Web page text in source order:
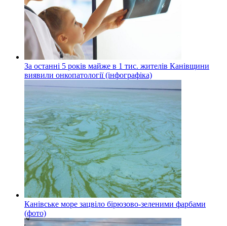
За останні 5 років майже в 1 тис. жителів Канівщини
виявили онкопатології (інфографіка)
Канівське море зацвіло бірюзово-зеленими фарбами
(фото)